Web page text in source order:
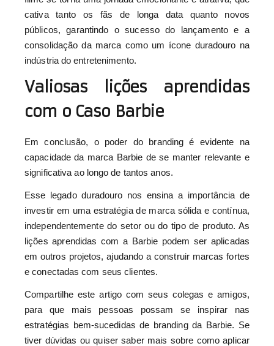
cativa tanto os fãs de longa data quanto novos
públicos, garantindo o sucesso do lançamento e a
consolidação da marca como um ícone duradouro na
indústria do entretenimento.
Valiosas lições aprendidas
com o Caso Barbie
Em conclusão, o poder do branding é evidente na
capacidade da marca Barbie de se manter relevante e
significativa ao longo de tantos anos.
Esse legado duradouro nos ensina a importância de
investir em uma estratégia de marca sólida e contínua,
independentemente do setor ou do tipo de produto. As
lições aprendidas com a Barbie podem ser aplicadas
em outros projetos, ajudando a construir marcas fortes
e conectadas com seus clientes.
Compartilhe este artigo com seus colegas e amigos,
para que mais pessoas possam se inspirar nas
estratégias bem-sucedidas de branding da Barbie. Se
tiver dúvidas ou quiser saber mais sobre como aplicar